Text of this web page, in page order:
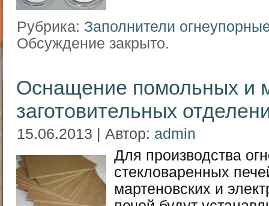
Рубрика: Заполнители
Обсуждение закрыто.
Оснащение помольных и
заготовительных
15.06.2013 | Автор: admin
Для производства
стекловаренных
мартеновских и